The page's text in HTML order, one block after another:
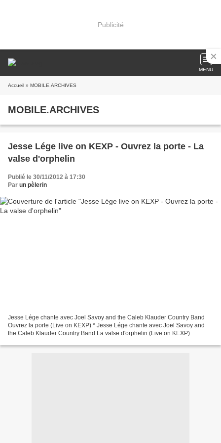
Publicité
MENU
Accueil » MOBILE.ARCHIVES
MOBILE.ARCHIVES
Jesse Lége live on KEXP - Ouvrez la porte - La
valse d'orphelin
Publié le 30/11/2012 à 17:30
Par un pèlerin
Jesse Lége chante avec Joel Savoy and the Caleb Klauder Country Band
Ouvrez la porte (Live on KEXP) * Jesse Lége chante avec Joel Savoy and
the Caleb Klauder Country Band La valse d'orphelin (Live on KEXP)